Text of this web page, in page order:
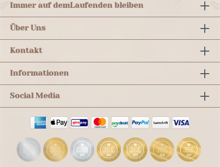
Immer auf demLaufenden bleiben
Über Uns
Kontakt
Informationen
Social Media